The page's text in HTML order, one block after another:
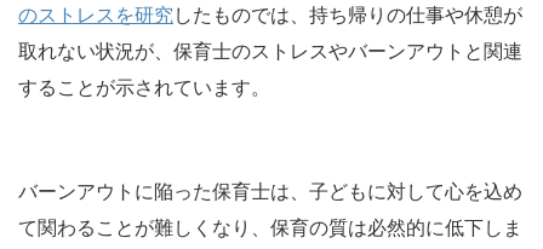
のストレスを研究 したものでは、持ち帰りの仕事や休憩が
取れない状況が、保育士のストレスやバーンアウトと関連
することが示されています。
バーンアウトに陥った保育士は、子どもに対して心を込め
て関わることが難しくなり、保育の質は必然的に低下しま